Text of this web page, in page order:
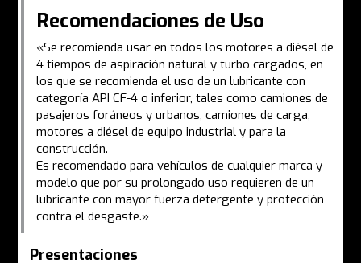
Recomendaciones de Uso
«Se recomienda usar en todos los motores a diésel de
4 tiempos de aspiración natural y turbo cargados, en
los que se recomienda el uso de un lubricante con
categoría API CF-4 o inferior, tales como camiones de
pasajeros foráneos y urbanos, camiones de carga,
motores a diésel de equipo industrial y para la
construcción.
Es recomendado para vehículos de cualquier marca y
modelo que por su prolongado uso requieren de un
lubricante con mayor fuerza detergente y protección
contra el desgaste.»
Presentaciones